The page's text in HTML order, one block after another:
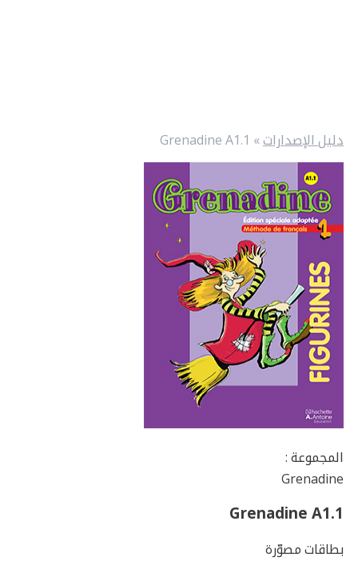
دليل الإصدارات»
Grenadine A1.1
المجموعة :
Grenadine
Grenadine A1.1
بطاقات مصوّرة